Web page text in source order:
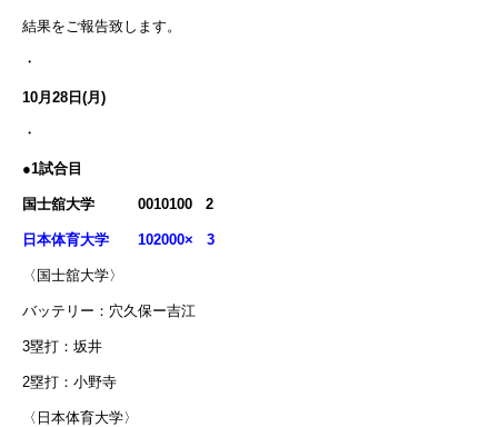
結果をご報告致します。
・
10月28日(月)
・
●1試合目
国士舘大学 0010100 2
日本体育大学 102000× 3
〈国士舘大学〉
バッテリー：穴久保ー吉江
3塁打：坂井
2塁打：小野寺
〈日本体育大学〉